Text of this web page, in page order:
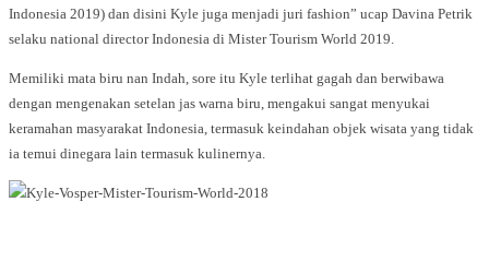
Indonesia 2019) dan disini Kyle juga menjadi juri fashion” ucap Davina Petrik
selaku national director Indonesia di Mister Tourism World 2019.
Memiliki mata biru nan Indah, sore itu Kyle terlihat gagah dan berwibawa
dengan mengenakan setelan jas warna biru, mengakui sangat menyukai
keramahan masyarakat Indonesia, termasuk keindahan objek wisata yang tidak
ia temui dinegara lain termasuk kulinernya.